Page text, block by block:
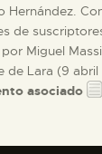
Hernández.
de
Miguel
de Lara (9 abril
asociado